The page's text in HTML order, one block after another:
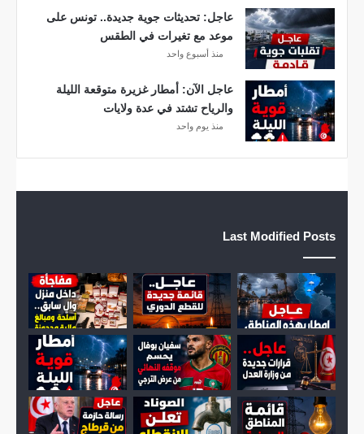
ي
ا
ح
ق
و
ي
ة
ب
ه
ل
ج
ه
ا
ت
عاجل: تحديثات جوية جديدة.. تونس على
موعد مع تغيرات في الطقس
منذ أسبوع واحد
عاجل الآن: أمطار غزيرة متوقعة الليلة
والرياح تشتد في عدة ولايات
منذ يوم واحد
Last Modified Posts